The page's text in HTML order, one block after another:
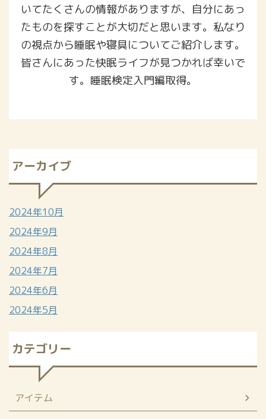
いてたくさんの情報がありますが、自分にあっ
たものを探すことが大切だと思います。私なり
の視点から睡眠や寝具についてご紹介します。
皆さんにあった快眠ライフが見つかれば幸いで
す。睡眠検定入門編取得。
アーカイブ
2024年10月
2024年9月
2024年8月
2024年7月
2024年6月
2024年5月
カテゴリー
アイテム